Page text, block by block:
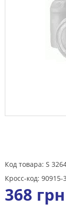
Код товара: S
Кросс-код: 90915-
368 грн